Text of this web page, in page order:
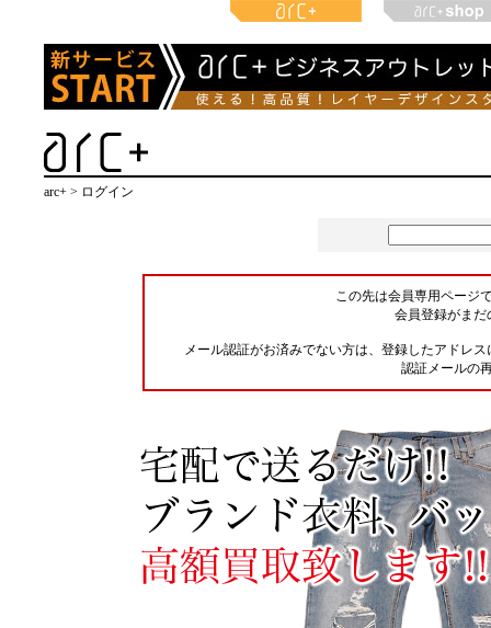
arc+ > ログイン
この先は会員専用ページ
会員登録がまだ
メール認証がお済みでない方は、登録したアドレ
認証メールの